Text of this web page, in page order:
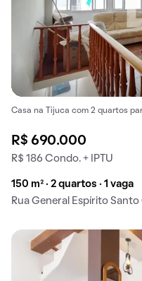
Casa na Tijuca com 2 quartos
R$ 690.000
R$ 186 Condo. + IPTU
150 m² · 2 quartos · 1 vaga
Rua General Espírito Santo